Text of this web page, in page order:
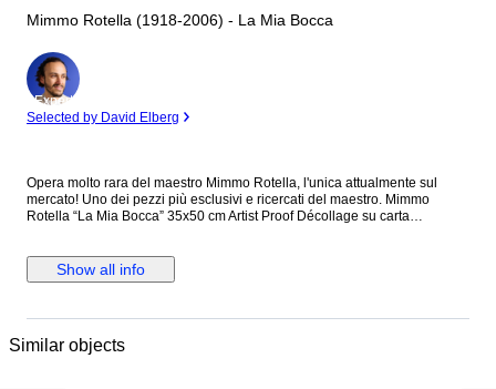
Mimmo Rotella (1918-2006) - La Mia Bocca
Expert
Selected by David Elberg
Opera molto rara del maestro Mimmo Rotella, l'unica attualmente sul
mercato! Uno dei pezzi più esclusivi e ricercati del maestro. Mimmo
Rotella “La Mia Bocca” 35x50 cm Artist Proof Décollage su carta
colori sempre nuovi. Si tratta di una realizzazione antecedente alla
tiratura della serie vera e propria, definita come "Artist Proof". Le misure
dall'artista. Opera firmata a mano e completa di certificato di autenticità.
lavorazione artigianale dell'opera. Lavoro in condizioni eccellenti.
Show all info
Similar objects